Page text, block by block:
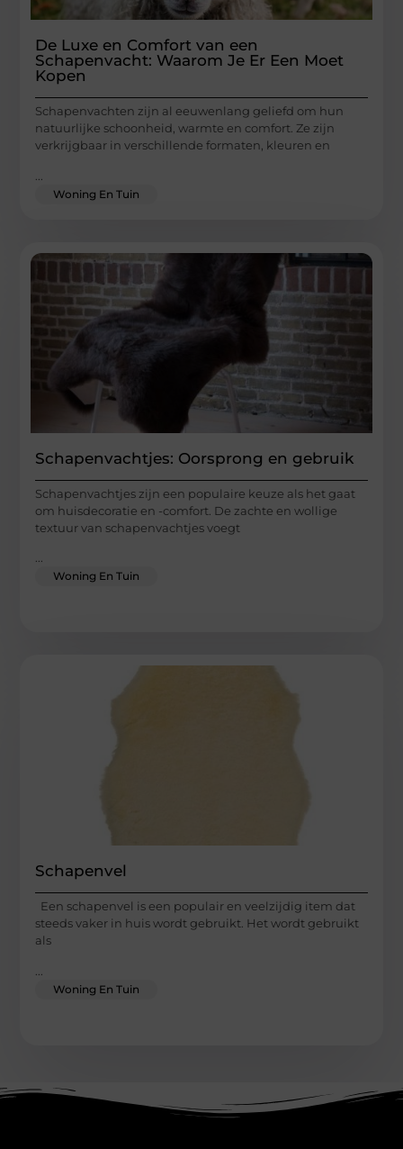
De Luxe en Comfort van een
Schapenvacht: Waarom Je Er Een Moet
Kopen
Schapenvachten zijn al eeuwenlang geliefd om hun
natuurlijke schoonheid, warmte en comfort. Ze zijn
verkrijgbaar in verschillende formaten, kleuren en
Woning En Tuin
Schapenvachtjes: Oorsprong en gebruik
Schapenvachtjes zijn een populaire keuze als het gaat
om huisdecoratie en -comfort. De zachte en wollige
textuur van schapenvachtjes voegt
...
Woning En Tuin
Schapenvel
Een schapenvel is een populair en veelzijdig item dat
steeds vaker in huis wordt gebruikt. Het wordt gebruikt
als
Woning En Tuin